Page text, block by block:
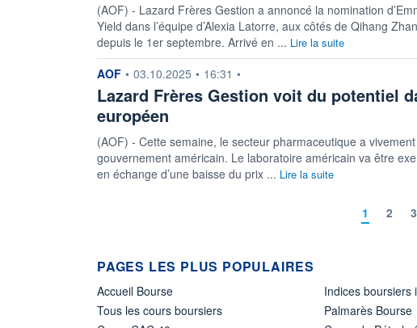
(AOF) - Lazard Frères Gestion a annoncé la nomination
Yield dans l’équipe d’Alexia Latorre, aux côtés de Qihang
depuis le 1er septembre. Arrivé en ... Lire la suite
information fournie par
AOF • 03.10.2025 • 16:31 •
Lazard Frères Gestion voit du potentiel
européen
(AOF) - Cette semaine, le secteur pharmaceutique a
gouvernement américain. Le laboratoire américain va être
en échange d’une baisse du prix ... Lire la suite
1 2 3
PAGES LES PLUS POPULAIRES
Accueil Bourse
Tous les cours boursiers
Indices boursiers
Palmarès Bourse